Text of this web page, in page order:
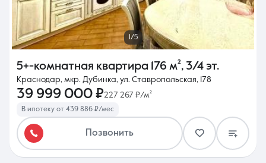
1/5
5+-комнатная квартира 176 м², 3/4 эт.
Краснодар, мкр. Дубинка, ул. Ставропольская, 178
39 999 000 ₽227 267 ₽/м²
В ипотеку от 439 886 ₽/мес
Позвонить